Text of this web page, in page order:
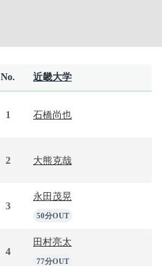
No. 近畿大学
1 石橋尚也
2 大熊克哉
3
永田茂晃
50分OUT
4
田村亮太
77分OUT